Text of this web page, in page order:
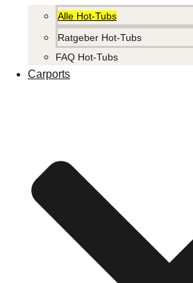
Alle Hot-Tubs
Ratgeber Hot-Tubs
FAQ Hot-Tubs
Carports